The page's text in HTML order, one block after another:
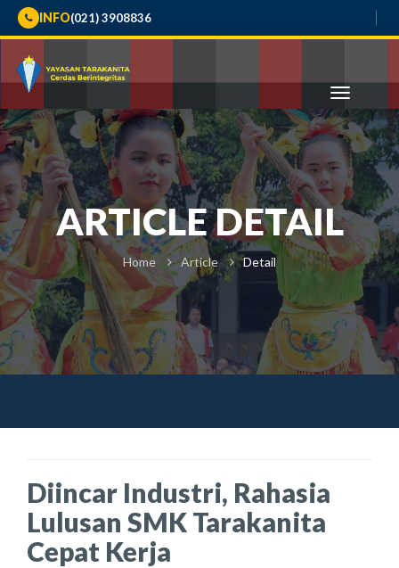
INFO(021) 3908836
ARTICLE DETAIL
Home Article Detail
Diincar Industri, Rahasia
Lulusan SMK Tarakanita
Cepat Kerja